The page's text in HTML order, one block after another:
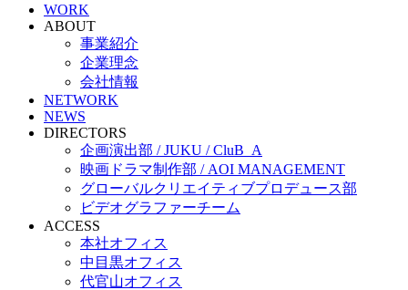
WORK
ABOUT
事業紹介
企業理念
会社情報
NETWORK
NEWS
DIRECTORS
企画演出部 / JUKU / CluB_A
映画ドラマ制作部 / AOI MANAGEMENT
グローバルクリエイティブプロデュース部
ビデオグラファーチーム
ACCESS
本社オフィス
中目黒オフィス
代官山オフィス